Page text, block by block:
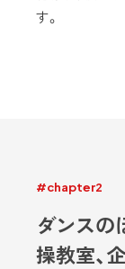
す。
#chapter2
ダンスの
操教室、